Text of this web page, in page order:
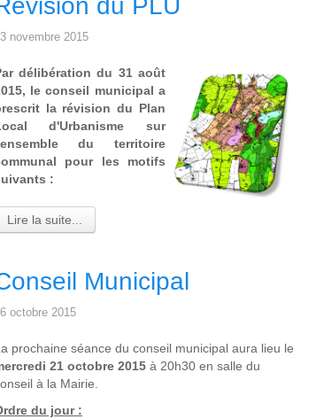
novembre 2015
délibération du 31 août
le conseil municipal a
la révision du Plan
d'Urbanisme sur
du territoire
pour les motifs
:
Lire la suite...
Municipal
octobre 2015
prochaine séance du conseil municipal aura lieu le
21 octobre 2015 à 20h30 en salle du
à la Mairie.
du jour :